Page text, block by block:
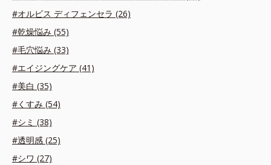
#オルビス ディフェンセラ (26)
#乾燥悩み (55)
#毛穴悩み (33)
#エイジングケア (41)
#美白 (35)
#くすみ (54)
#シミ (38)
#透明感 (25)
#シワ (27)